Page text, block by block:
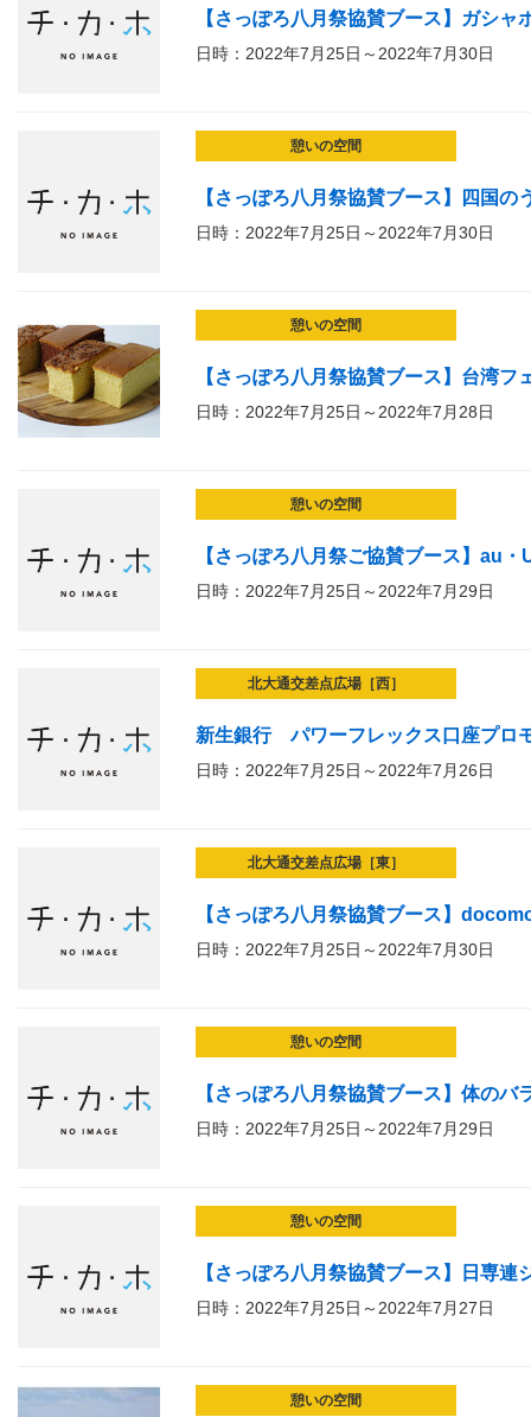
【さっぽろ八月祭協賛ブース】ガシャ
日時：2022年7月25日～2022年7月30日
憩いの空間
【さっぽろ八月祭協賛ブース】四国の
日時：2022年7月25日～2022年7月30日
憩いの空間
【さっぽろ八月祭協賛ブース】台湾フ
日時：2022年7月25日～2022年7月28日
憩いの空間
【さっぽろ八月祭ご協賛ブース】au・
日時：2022年7月25日～2022年7月29日
北大通交差点広場［西］
新生銀行 パワーフレックス口座プロ
日時：2022年7月25日～2022年7月26日
北大通交差点広場［東］
【さっぽろ八月祭協賛ブース】
日時：2022年7月25日～2022年7月30日
憩いの空間
【さっぽろ八月祭協賛ブース】体の
日時：2022年7月25日～2022年7月29日
憩いの空間
【さっぽろ八月祭協賛ブース】日専連
日時：2022年7月25日～2022年7月27日
憩いの空間